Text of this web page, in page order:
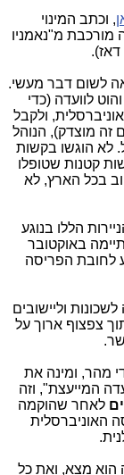
, וכתב המינוי
מורכבת מ"נאמניו
לשום דבר מעשי.
לוועדה (כדי
ולקבל
זה מוצדק), הנוהל
לא הוגשו בקשות
קטנות שטופלו
בכל הארץ, לא
הללו בנוגע
באוקטובר
לחובת הפריסה
וליישובים
צפצוף ארוך על
מהר, ומינה את
המייעצת", וזה
לאחר שהוקמה
האוניברסלית
הוא מצא, ואת כל